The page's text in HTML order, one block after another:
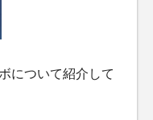
について紹介して